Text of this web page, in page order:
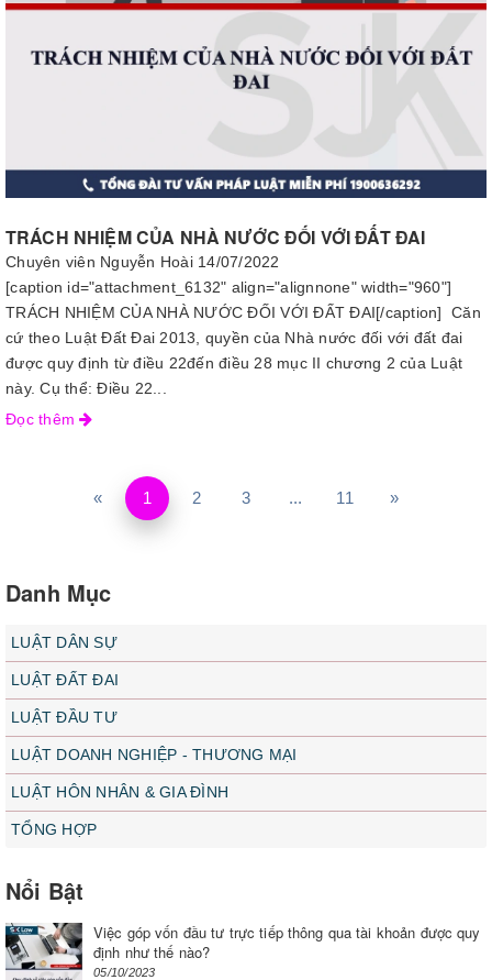
TRÁCH NHIỆM CỦA NHÀ NƯỚC ĐỐI VỚI ĐẤT ĐAI
Chuyên viên Nguyễn Hoài 14/07/2022
[caption id="attachment_6132" align="alignnone" width="960"]
TRÁCH NHIỆM CỦA NHÀ NƯỚC ĐỐI VỚI ĐẤT ĐAI[/caption] Căn
cứ theo Luật Đất Đai 2013, quyền của Nhà nước đối với đất đai
được quy định từ điều 22đến điều 28 mục II chương 2 của Luật
này. Cụ thể: Điều 22...
Đọc thêm
« 1 2 3 ... 11 »
Danh Mục
LUẬT DÂN SỰ
LUẬT ĐẤT ĐAI
LUẬT ĐẦU TƯ
LUẬT DOANH NGHIỆP - THƯƠNG MẠI
LUẬT HÔN NHÂN & GIA ĐÌNH
TỔNG HỢP
Nổi Bật
Việc góp vốn đầu tư trực tiếp thông qua tài khoản được quy
định như thế nào?
05/10/2023